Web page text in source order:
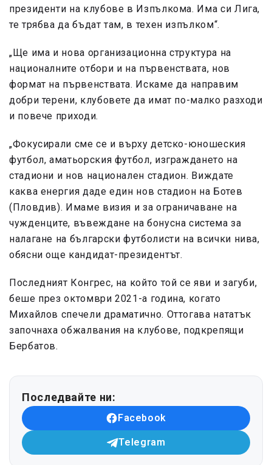
президенти на клубове в Изпълкома. Има си Лига,
те трябва да бъдат там, в техен изпълком“.
„Ще има и нова организационна структура на
националните отбори и на първенствата, нов
формат на първенствата. Искаме да направим
добри терени, клубовете да имат по-малко разходи
и повече приходи.
„Фокусирали сме се и върху детско-юношеския
футбол, аматьорския футбол, изграждането на
стадиони и нов национален стадион. Виждате
каква енергия даде един нов стадион на Ботев
(Пловдив). Имаме визия и за ограничаване на
чужденците, въвеждане на бонусна система за
налагане на български футболисти на всички нива,
обясни още кандидат-президентът.
Последният Конгрес, на който той се яви и загуби,
беше през октомври 2021-а година, когато
Михайлов спечели драматично. Оттогава нататък
започнаха обжалвания на клубове, подкрепящи
Бербатов.
Последвайте ни:
Facebook
Telegram